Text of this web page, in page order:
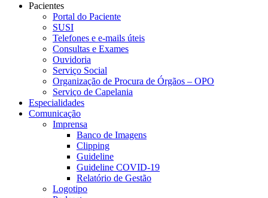
Pacientes
Portal do Paciente
SUSI
Telefones e e-mails úteis
Consultas e Exames
Ouvidoria
Serviço Social
Organização de Procura de Órgãos – OPO
Serviço de Capelania
Especialidades
Comunicação
Imprensa
Banco de Imagens
Clipping
Guideline
Guideline COVID-19
Relatório de Gestão
Logotipo